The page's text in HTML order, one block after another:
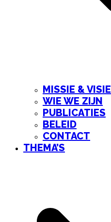
MISSIE & VISIE
WIE WE ZIJN
PUBLICATIES
BELEID
CONTACT
THEMA’S